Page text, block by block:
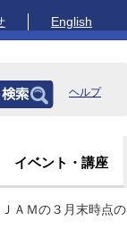
English
ヘルプ
イベント・講座
ＡＭの３月末時点の